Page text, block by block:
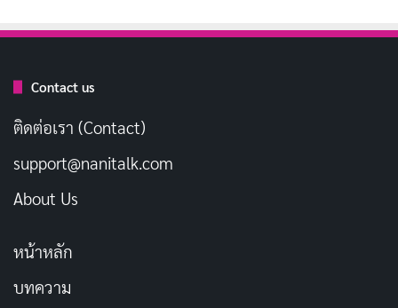
Contact us
ติดต่อเรา (Contact)
support@nanitalk.com
About Us
หน้าหลัก
บทความ